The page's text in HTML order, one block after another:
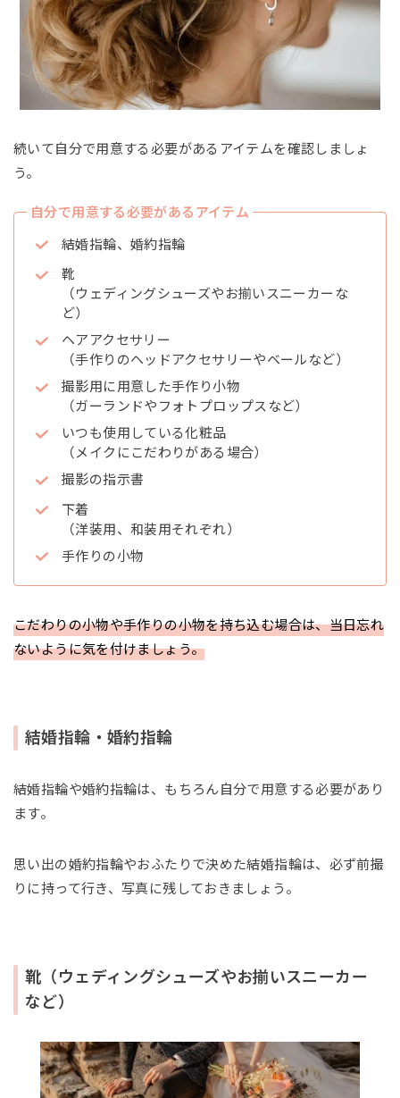
続いて自分で用意する必要があるアイテムを確認しましょ
う。
自分で用意する必要があるアイテム
結婚指輪、婚約指輪
靴
（ウェディングシューズやお揃いスニーカーな
ど）
ヘアアクセサリー
（手作りのヘッドアクセサリーやベールなど）
撮影用に用意した手作り小物
（ガーランドやフォトプロップスなど）
いつも使用している化粧品
（メイクにこだわりがある場合）
撮影の指示書
下着
（洋装用、和装用それぞれ）
手作りの小物
こだわりの小物や手作りの小物を持ち込む場合は、当日忘れ
ないように気を付けましょう。
結婚指輪・婚約指輪
結婚指輪や婚約指輪は、もちろん自分で用意する必要があり
ます。
思い出の婚約指輪やおふたりで決めた結婚指輪は、必ず前撮
りに持って行き、写真に残しておきましょう。
靴（ウェディングシューズやお揃いスニーカー
など）